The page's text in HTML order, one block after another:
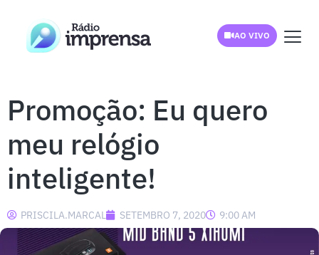
AO VIVO
Promoção: Eu quero
meu relógio
inteligente!
PRISCILA.MARCAL SETEMBRO 7, 2020 9:00 AM